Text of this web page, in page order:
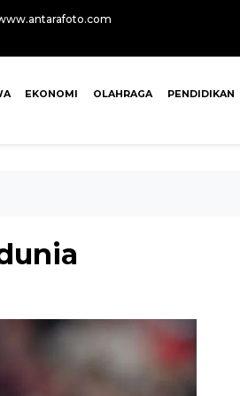
EKONOMI OLAHRAGA PENDIDIKAN